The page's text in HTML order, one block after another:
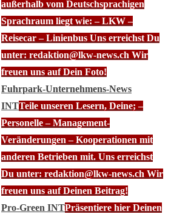
außerhalb vom Deutschsprachigen
Sprachraum liegt wie: – LKW –
Reisecar – Linienbus Uns erreichst Du
unter: redaktion@lkw-news.ch Wir
freuen uns auf Dein Foto!
Fuhrpark-Unternehmens-News
INTTeile unseren Lesern, Deine; –
Personelle – Management-
Veränderungen – Kooperationen mit
anderen Betrieben mit. Uns erreichst
Du unter: redaktion@lkw-news.ch Wir
freuen uns auf Deinen Beitrag!
Pro-Green INTPräsentiere hier Deinen